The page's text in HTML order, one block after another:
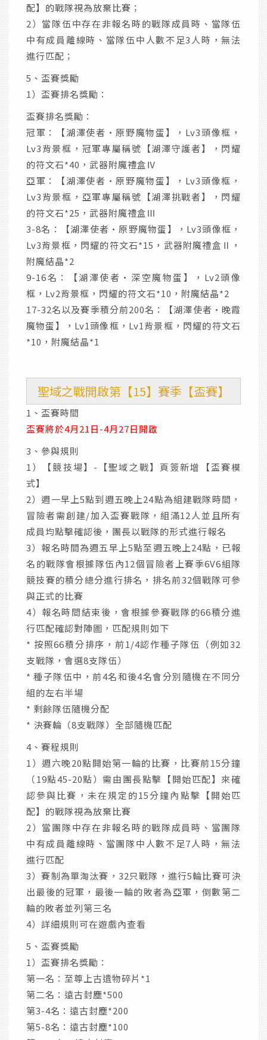
配】的戰隊視為放棄比賽；
2）當隊伍中存在非報名時的戰隊成員時、當隊伍
中有成員離線時、當隊伍中人數不足3人時，無法
進行匹配；
5、盃賽獎勵
1）盃賽排名獎勵：
盃賽排名獎勵：
冠軍：【湖澤使者·原野魔物蛋】，Lv3頭像框，
Lv3背景框，冠軍專屬稱號【湖澤守護者】，閃耀
的符文石*40，武器附魔禮盒Ⅳ
亞軍：【湖澤使者·原野魔物蛋】，Lv3頭像框，
Lv3背景框，亞軍專屬稱號【湖澤挑戰者】，閃耀
的符文石*25，武器附魔禮盒Ⅲ
3-8名：【湖澤使者·原野魔物蛋】，Lv3頭像框，
Lv3背景框，閃耀的符文石*15，武器附魔禮盒Ⅱ，
附魔結晶*2
9-16名：【湖澤使者·深空魔物蛋】，Lv2頭像
框，Lv2背景框，閃耀的符文石*10，附魔結晶*2
17-32名以及賽季積分前200名：【湖澤使者·晚霞
魔物蛋】，Lv1頭像框，Lv1背景框，閃耀的符文石
*10，附魔結晶*1
聖域之戰開啟第【15】賽季【盃賽】
1、盃賽時間
盃賽將於4月21日-4月27日開啟
3、參與規則
1）【競技場】-【聖域之戰】頁簽新增【盃賽模
式】
2）週一早上5點到週五晚上24點為組建戰隊時間，
冒險者需創建/加入盃賽戰隊，組滿12人並且所有
成員均點擊確認後，團長以戰隊的形式進行報名
3）報名時間為週五早上5點至週五晚上24點，已報
名的戰隊會根據隊伍內12個冒險者上賽季6V6組隊
競技賽的積分總分進行排名，排名前32個戰隊可參
與正式的比賽
4）報名時間結束後，會根據參賽戰隊的66積分進
行匹配確認對陣圖，匹配規則如下
* 按照66積分排序，前1/4認作種子隊伍（例如32
支戰隊，會選8支隊伍）
* 種子隊伍中，前4名和後4名會分別隨機在不同分
組的左右半場
* 剩餘隊伍隨機分配
* 決賽輪（8支戰隊）全部隨機匹配
4、賽程規則
1）週六晚20點開始第一輪的比賽，比賽前15分鐘
（19點45-20點）需由團長點擊【開始匹配】來確
認參與比賽，未在規定的15分鐘內點擊【開始匹
配】的戰隊視為放棄比賽
2）當團隊中存在非報名時的戰隊成員時、當團隊
中有成員離線時、當團隊中人數不足7人時，無法
進行匹配
3）賽制為單淘汰賽，32只戰隊，進行5輪比賽可決
出最後的冠軍，最後一輪的敗者為亞軍，倒數第二
輪的敗者並列第三名
4）詳細規則可在遊戲內查看
5、盃賽獎勵
1）盃賽排名獎勵：
第一名：至尊上古遺物碎片*1
第二名：遠古封塵*500
第3-4名：遠古封塵*200
第5-8名：遠古封塵*100